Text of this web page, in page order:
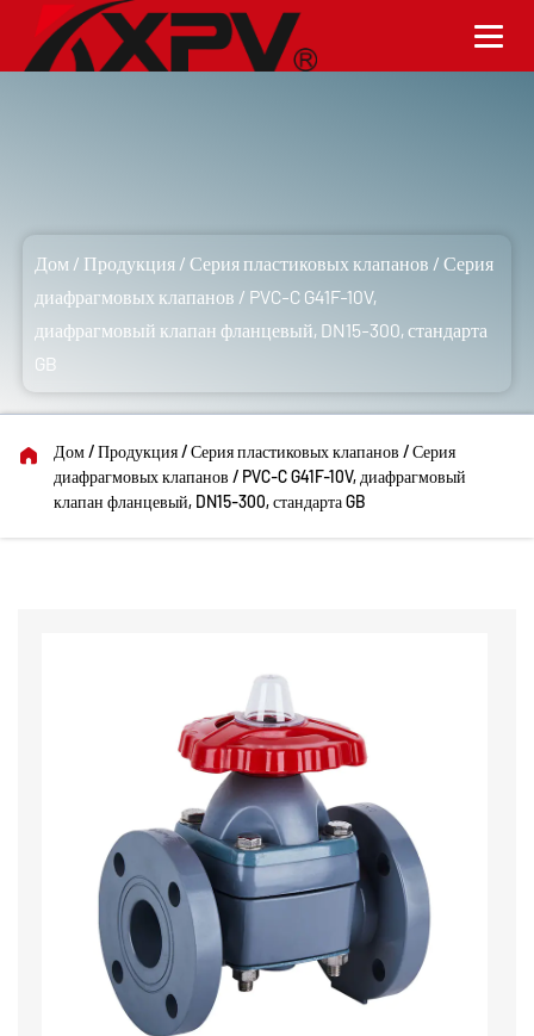
Дом / Продукция /Серия пластиковых клапанов /Серия
диафрагмовых клапанов / PVC-C G41F-10V,
диафрагмовый клапан фланцевый, DN15-300, стандарта
GB
Дом/Продукция/Серия пластиковых клапанов /Серия
диафрагмовых клапанов / PVC-C G41F-10V, диафрагмовый
клапан фланцевый, DN15-300, стандарта GB